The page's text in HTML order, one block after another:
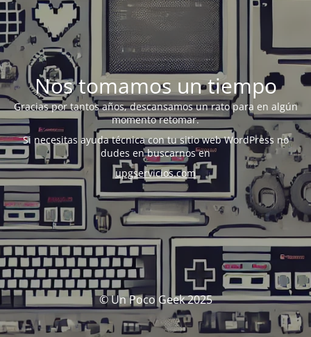
Nos tomamos un tiempo
Gracias por tantos años, descansamos un rato para en algún
momento retomar.
Si necesitas ayuda técnica con tu sitio web WordPress no
dudes en buscarnos en
upgservicios.com
© Un Poco Geek 2025